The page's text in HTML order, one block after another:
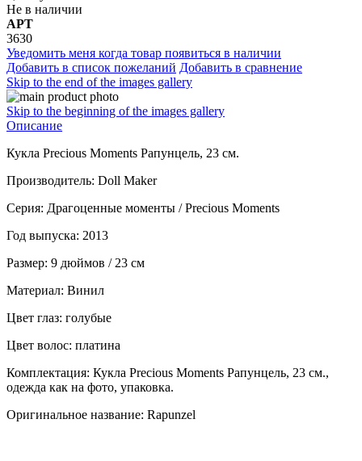
Не в наличии
АРТ
3630
Уведомить меня когда товар появиться в наличии
Добавить в список пожеланий Добавить в сравнение
Skip to the end of the images gallery
Skip to the beginning of the images gallery
Описание
Кукла Precious Moments Рапунцель, 23 см.
Производитель: Doll Maker
Серия: Драгоценные моменты / Precious Moments
Год выпуска: 2013
Размер: 9 дюймов / 23 см
Материал: Винил
Цвет глаз: голубые
Цвет волос: платина
Комплектация: Кукла Precious Moments Рапунцель, 23 см.,
одежда как на фото, упаковка.
Оригинальное название: Rapunzel